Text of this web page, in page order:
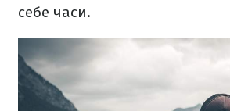
себе часи.